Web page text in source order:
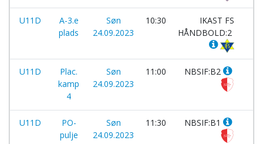
U11D
A-3.e
plads
Søn
24.09.2023
10:30
IKAST FS
HÅNDBOLD:2
U11D
Plac.
kamp
4
Søn
24.09.2023
11:00 NBSIF:B2
U11D
PO-
pulje
Søn
24.09.2023
11:30 NBSIF:B1